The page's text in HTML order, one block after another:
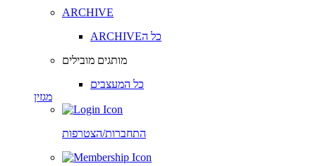
ARCHIVE
ARCHIVEכל ה
מותגים מובילים
כל המעצבים
מגזין
התחברות/הצטרפות